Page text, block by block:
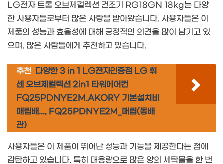
LG전자 트롬 오브제컬렉션 건조기 RG18GN 18kg는 다양
한 사용자들로부터 많은 사랑을 받아왔습니다. 사용자들은 이
제품의 성능과 효율성에 대해 긍정적인 의견을 많이 남기고 있
으며, 많은 사람들에게 추천하고 있습니다.
추천 다양한 3 in 1 LG전자인증점 LG 휘
센 오브제컬렉션 2in1 타워에어컨
FQ25PDNYE2M.AKORY 기본설치비
매립배..., FQ25PDNYE2M_매립(동배
관)
사용자들은 이 제품이 뛰어난 성능과 기능을 제공한다는 점에
감탄하고 있습니다. 특히 대용량으로 많은 양의 세탁물을 한 번